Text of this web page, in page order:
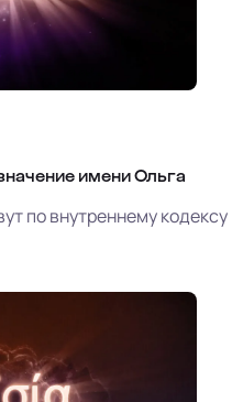
имени Ольга
по внутреннему кодексу